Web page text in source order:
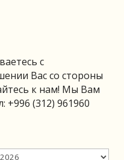
с
Вас со стороны
к нам! Мы Вам
+996 (312) 961960